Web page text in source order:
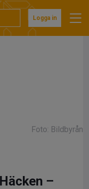
Logga in
Foto: Bildbyrån
–